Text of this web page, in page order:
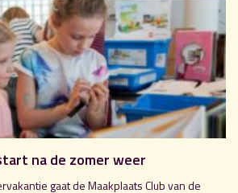
na de zomer weer
gaat de Maakplaats Club van de